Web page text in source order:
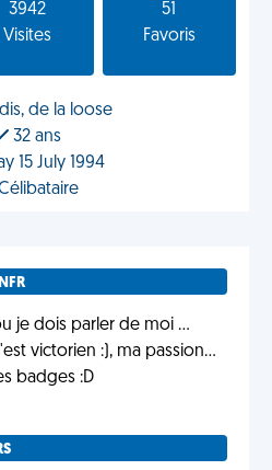
3942
Visites
51
Favoris
de la loose
32 ans
15 July 1994
je dois parler de moi ...
victorien :), ma passion...
badges :D